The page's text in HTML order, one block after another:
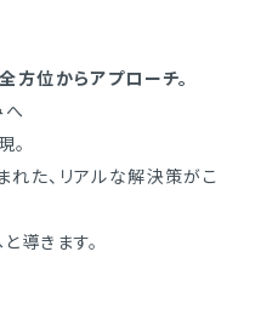
方位からアプローチ。
へ
。
た、リアルな解決策がこ
導きます。